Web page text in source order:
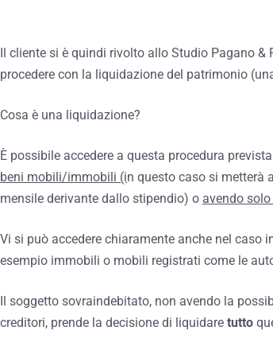
Il cliente si è quindi rivolto allo Studio Pagano &
procedere con la liquidazione del patrimonio
Cosa è una liquidazione?
È possibile accedere a questa procedura
beni mobili/immobili (in questo caso si metterà
mensile derivante dallo stipendio) o avendo
Vi si può accedere chiaramente anche nel caso
esempio immobili o mobili registrati come le
Il soggetto sovraindebitato, non avendo la
creditori, prende la decisione di liquidare tutto